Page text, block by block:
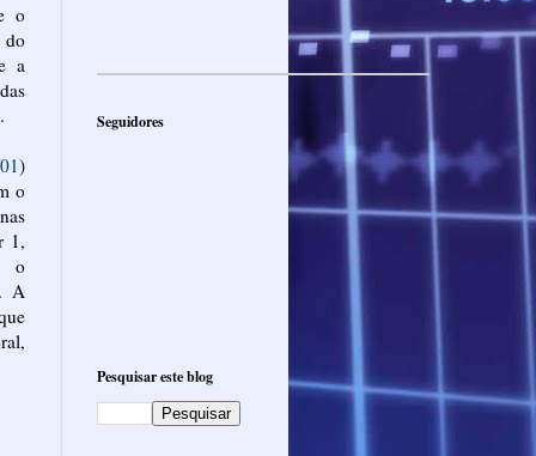
o
do
a
)
o
1,
o
A
Seguidores
Pesquisar este blog